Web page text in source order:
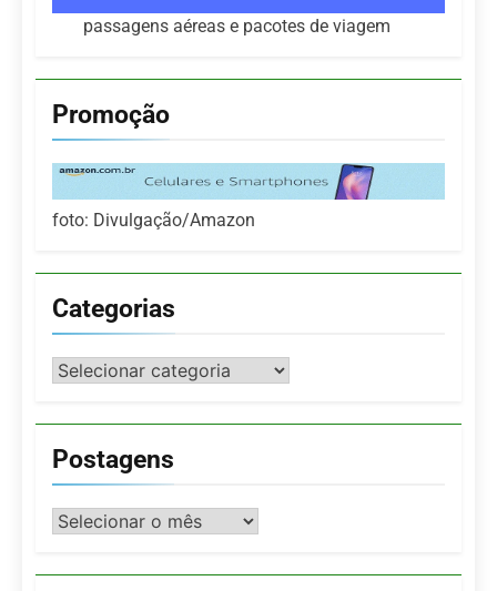
passagens aéreas e pacotes de viagem
Promoção
foto: Divulgação/Amazon
Categorias
Categorias
Postagens
Postagens